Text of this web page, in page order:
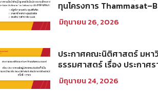
ทุนโครงการ
Tax Fellowship ประจำปีกา
มิถุนายน 26, 2026
ประกาศคณะนิติศาสตร์ มหา
ธรรมศาสตร์ เรื่อง ประกา
คัดเลือกให้เป็นพนักงานมหา
นิติศาสตร์) สายวิชาการประ
มิถุนายน 24, 2026